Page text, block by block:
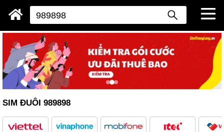
SIM ĐUÔI 989898